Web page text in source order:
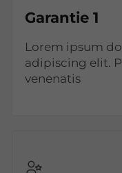
Garantie 1
Lorem ipsum
adipiscing elit.
venenatis